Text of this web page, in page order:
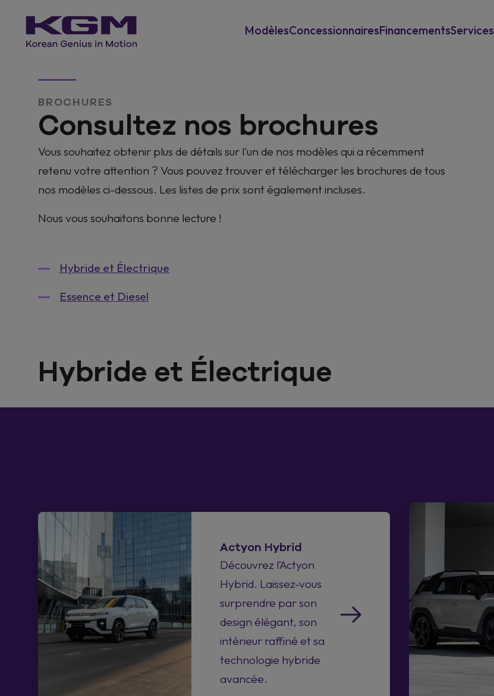
ModèlesConcessionnairesFinancementsServices
BROCHURES
Consultez nos brochures
Vous souhaitez obtenir plus de détails sur l'un de nos modèles qui a récemment
retenu votre attention ? Vous pouvez trouver et télécharger les brochures de tous
nos modèles ci-dessous. Les listes de prix sont également incluses.
Nous vous souhaitons bonne lecture !
Hybride et Électrique
Essence et Diesel
Hybride et Électrique
Actyon Hybrid
Découvrez l’Actyon
Hybrid. Laissez-vous
surprendre par son
design élégant, son
intérieur raffiné et sa
technologie hybride
avancée.